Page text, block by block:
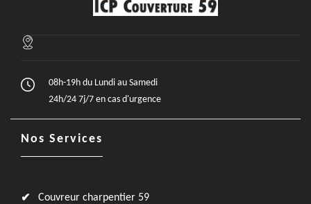
08h-19h du Lundi au Samedi
24h/24 7j/7 en cas d'urgence
Nos Services
Couvreur charpentier 59